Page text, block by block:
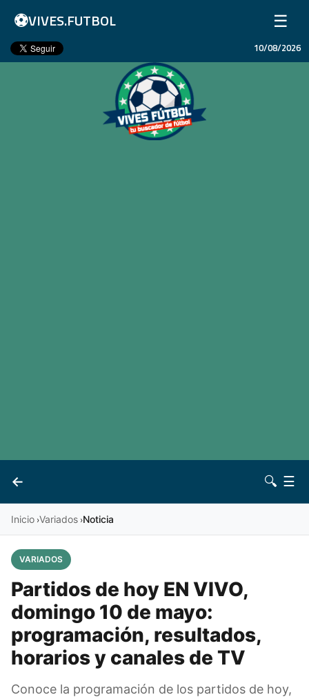
⚽VIVES.FUTBOL ☰
Inicio
10/08/2026
←
Vives 🔍 ☰
Inicio ›Variados ›Noticia
VARIADOS
Partidos de hoy EN VIVO,
domingo 10 de mayo:
programación, resultados,
horarios y canales de TV
Conoce la programación de los partidos de hoy,